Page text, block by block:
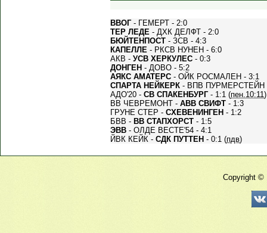
ВВОГ- ГЕМЕРТ - 2:0
ТЕР ЛЕДЕ - ДХК ДЕЛФТ - 2:0
БЮЙТЕНПОСТ - ЗСВ - 4:3
КАПЕЛЛЕ - РКСВ НУНЕН - 6:0
АКВ - УСВ ХЕРКУЛЕС - 0:3
ДОНГЕН - ДОВО - 5:2
АЯКС АМАТЕРС - ОЙК РОСМАЛЕН - 3:1
СПАРТА НЕЙКЕРК - ВПВ ПУРМЕРСТЕЙН
АДО'20 - СВ СПАКЕНБУРГ- 1:1 (пен.10:11)
ВВ ЧЕВРЕМОНТ - АВВ СВИФТ - 1:3
ГРУНЕ СТЕР - СХЕВЕНИНГЕН - 1:2
БВВ - ВВ СТАПХОРСТ - 1:5
ЭВВ - ОЛДЕ ВЕСТЕ'54 - 4:1
ЙВК КЕЙК - СДК ПУТТЕН - 0:1 (пдв)
Copyright ©